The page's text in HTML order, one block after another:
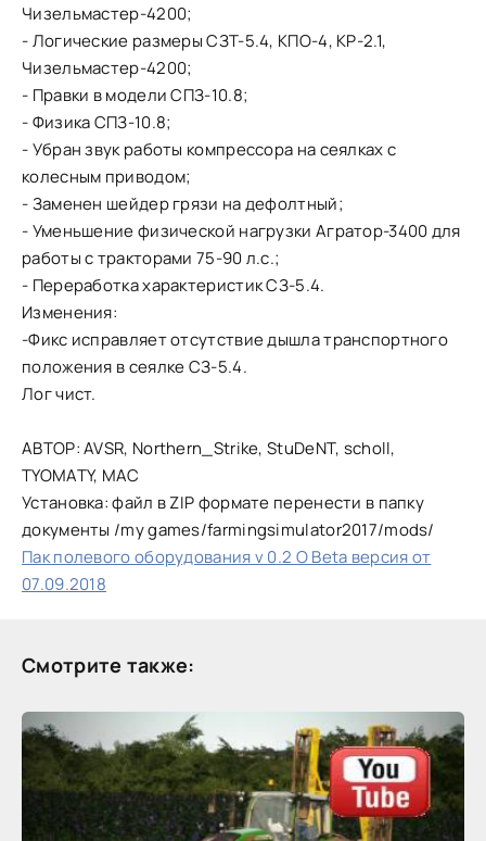
Чизельмастер-4200;
- Логические размеры СЗТ-5.4, КПО-4, КР-2.1,
Чизельмастер-4200;
- Правки в модели СПЗ-10.8;
- Физика СПЗ-10.8;
- Убран звук работы компрессора на сеялках с
колесным приводом;
- Заменен шейдер грязи на дефолтный;
- Уменьшение физической нагрузки Агратор-3400 для
работы с тракторами 75-90 л.с.;
- Переработка характеристик СЗ-5.4.
Изменения:
-Фикс исправляет отсутствие дышла транспортного
положения в сеялке СЗ-5.4.
Лог чист.
АВТОР: AVSR, Northern_Strike, StuDeNT, scholl,
TYOMATY, MAC
Установка: файл в ZIP формате перенести в папку
документы /my games/farmingsimulator2017/mods/
Пак полевого оборудования v 0.2 O Beta версия от
07.09.2018
Смотрите также: